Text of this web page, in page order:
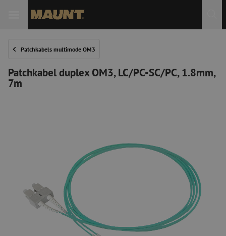
Patchkabels multimode OM3
Patchkabel duplex OM3, LC/PC-SC/PC, 1.8mm,
7m